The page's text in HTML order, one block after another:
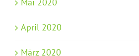
Mai 2020
April 2020
März 2020